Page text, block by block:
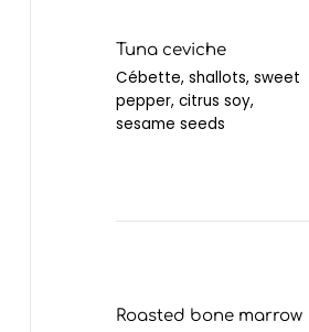
Tuna ceviche
Cébette, shallots, sweet
pepper, citrus soy,
sesame seeds
Roasted bone marrow